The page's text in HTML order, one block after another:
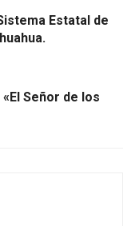
Estatal de
Señor de los